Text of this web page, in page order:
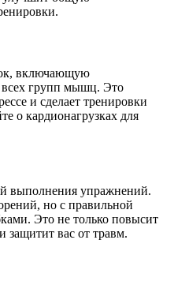
включающую
всех групп мышц. Это
и сделает тренировки
о кардионагрузках для
выполнения упражнений.
но с правильной
Это не только повысит
защитит вас от травм.